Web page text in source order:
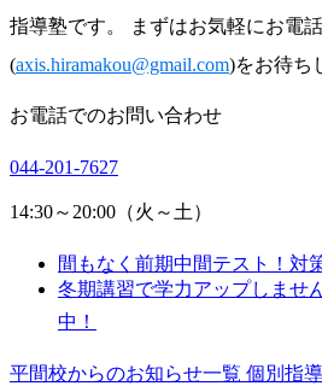
指導塾です。 まずはお気軽にお電
(axis.hiramakou@gmail.com)をお待ち
お電話でのお問い合わせ
044-201-7627
14:30～20:00（火～土）
間もなく前期中間テスト！対
冬期講習で学力アップしませ
中！
平間校からのお知らせ一覧 個別指